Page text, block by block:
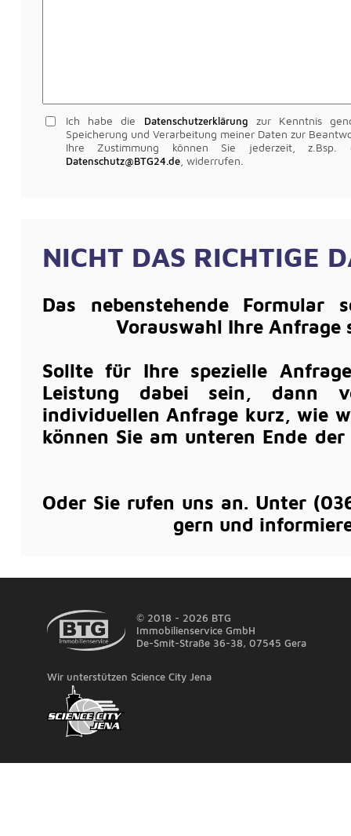
Ich habe die Datenschutzerklärung zur Kenntnis
Speicherung und Verarbeitung meiner Daten zur
Ihre Zustimmung können Sie jederzeit,
Datenschutz@BTG24.de , widerrufen.
NICHT DAS RICHTIGE
Das nebenstehende
Vorauswahl Ihre Anfrage
Sollte für Ihre spezielle
Leistung dabei sein, dann
individuellen Anfrage kurz, wie
können Sie am unteren Ende
Oder Sie rufen uns an. Unter
gern und
© 2018 - 2026 BTG
Immobilienservice GmbH
De-Smit-Straße 36-38, 07545 Gera
Wir unterstützen Science City Jena